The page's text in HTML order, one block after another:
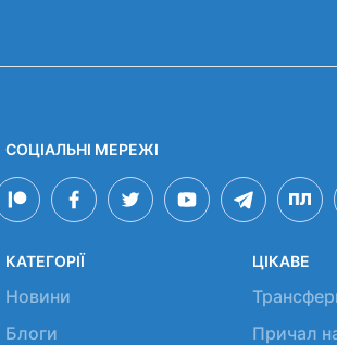
СОЦІАЛЬНІ МЕРЕЖІ
КАТЕГОРІЇ
Новини
Блоги
ЦІКАВЕ
Причал